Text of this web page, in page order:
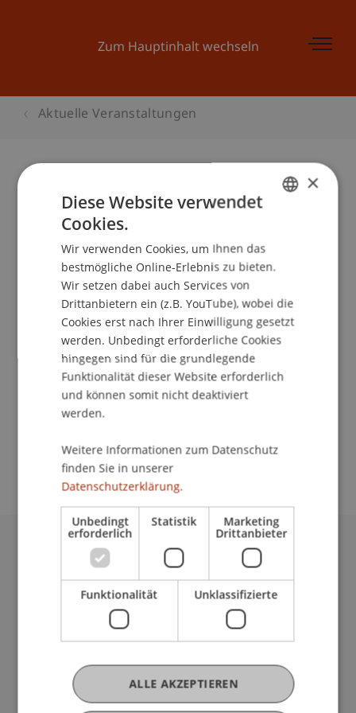
Zum Hauptinhalt wechseln
Aktuelle Veranstaltungen
Launch Pad 1: Geschäftsmodell -
Opportunity recognition
An-Institut KMU Zentrum
Veranstaltungsdetails
Kontakt
Universität Liechtenstein
Fürst-Franz-Josef-Strasse
9490 Vaduz
Fußzeile Rechtliche Hinweise
Rechtssammlung
Datenschutzerklärung
×
Diese Website verwendet
Cookies.
Wir verwenden Cookies, um Ihnen das
bestmögliche Online-Erlebnis zu bieten.
Wir setzen dabei auch Services von
Drittanbietern ein (z.B. YouTube), wobei die
Cookies erst nach Ihrer Einwilligung gesetzt
werden. Unbedingt erforderliche Cookies
hingegen sind für die grundlegende
Funktionalität dieser Website erforderlich
und können somit nicht deaktiviert
werden.
Weitere Informationen zum Datenschutz
finden Sie in unserer
Datenschutzerklärung.
Unbedingt
erforderlich
Statistik Marketing
Drittanbieter
Funktionalität Unklassifizierte
ALLE AKZEPTIEREN